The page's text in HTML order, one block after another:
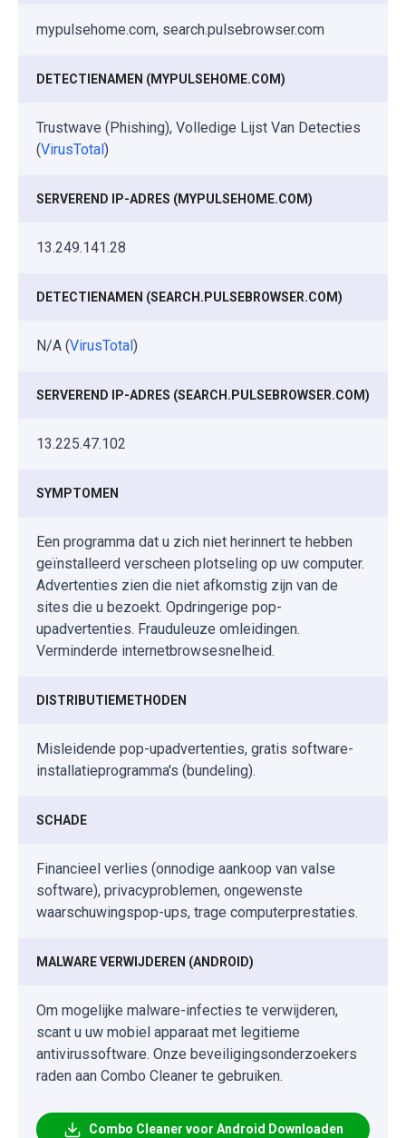
mypulsehome.com, search.pulsebrowser.com
DETECTIENAMEN (MYPULSEHOME.COM)
Trustwave (Phishing), Volledige Lijst Van Detecties
(VirusTotal)
SERVEREND IP-ADRES (MYPULSEHOME.COM)
13.249.141.28
DETECTIENAMEN (SEARCH.PULSEBROWSER.COM)
N/A (VirusTotal)
SERVEREND IP-ADRES (SEARCH.PULSEBROWSER.COM)
13.225.47.102
SYMPTOMEN
Een programma dat u zich niet herinnert te hebben
geïnstalleerd verscheen plotseling op uw computer.
Advertenties zien die niet afkomstig zijn van de
sites die u bezoekt. Opdringerige pop-
upadvertenties. Frauduleuze omleidingen.
Verminderde internetbrowsesnelheid.
DISTRIBUTIEMETHODEN
Misleidende pop-upadvertenties, gratis software-
installatieprogramma's (bundeling).
SCHADE
Financieel verlies (onnodige aankoop van valse
software), privacyproblemen, ongewenste
waarschuwingspop-ups, trage computerprestaties.
MALWARE VERWIJDEREN (ANDROID)
Om mogelijke malware-infecties te verwijderen,
scant u uw mobiel apparaat met legitieme
antivirussoftware. Onze beveiligingsonderzoekers
raden aan Combo Cleaner te gebruiken.
Combo Cleaner voor Android Downloaden